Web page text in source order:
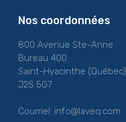
Nos coordonnées
800 Avenue Ste-Anne
Bureau 400
Saint-Hyacinthe (Québec)
J2S 5G7
Courriel: info@laveq.com